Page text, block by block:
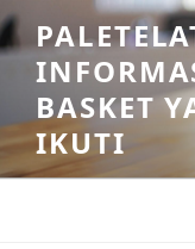
Skip
to
content
BASKET
IKUTI